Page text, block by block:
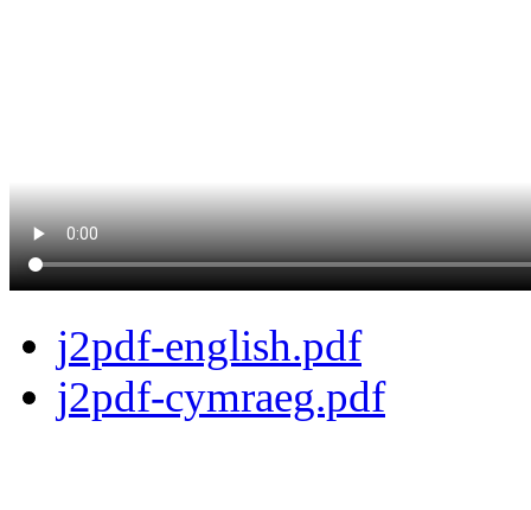
j2pdf-english.pdf
j2pdf-cymraeg.pdf